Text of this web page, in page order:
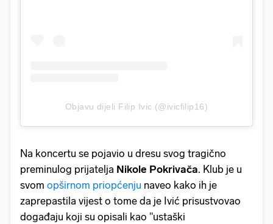
Objavu dijeli Filip Ivic (@ivicfilip16)
Na koncertu se pojavio u dresu svog tragično
preminulog prijatelja Nikole Pokrivača. Klub je u
svom opširnom priopćenju naveo kako ih je
zaprepastila vijest o tome da je Ivić prisustvovao
događaju koji su opisali kao "ustaški